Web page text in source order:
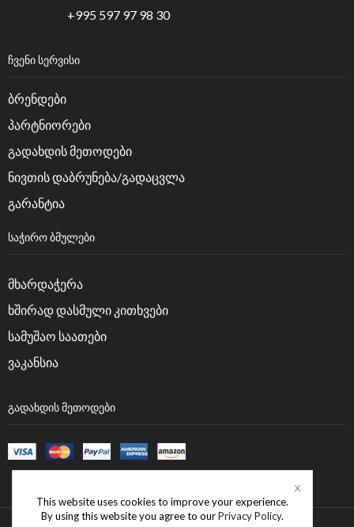
+995 597 97 98 30
ᲩᲕᲔᲜᲘ ᲡᲔᲠᲕᲘᲡᲘ
ბრენდები
პარტნიორები
გადახდის მეთოდები
ნივთის დაბრუნება/გადაცვლა
გარანტია
ᲡᲐᲭᲘᲠᲝ ᲑᲛᲣᲚᲔᲑᲘ
მხარდაჭერა
ხშირად დასმული კითხვები
სამუშაო საათები
ვაკანსია
ᲒᲐᲓᲐᲮᲓᲘᲡ ᲛᲔᲗᲝᲓᲔᲑᲘ
This website uses cookies to improve your experience.
By using this website you agree to ourPrivacy Policy.